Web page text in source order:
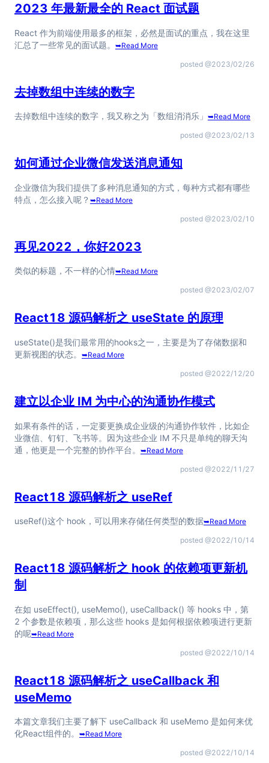
2023 年最新最全的 React 面试题
React 作为前端使用最多的框架，必然是面试的重点，我在这里
汇总了一些常见的面试题。 ➥Read More
posted @2023/02/26
去掉数组中连续的数字
去掉数组中连续的数字，我又称之为「数组消消乐」 ➥Read More
posted @2023/02/13
如何通过企业微信发送消息通知
企业微信为我们提供了多种消息通知的方式，每种方式都有哪些
特点，怎么接入呢？ ➥Read More
posted @2023/02/10
再见2022，你好2023
类似的标题，不一样的心情➥Read More
posted @2023/02/07
React18 源码解析之 useState 的原理
useState()是我们最常用的hooks之一，主要是为了存储数据和
更新视图的状态。 ➥Read More
posted @2022/12/20
建立以企业 IM 为中心的沟通协作模式
如果有条件的话，一定要更换成企业级的沟通协作软件，比如企
业微信、钉钉、飞书等。因为这些企业 IM 不只是单纯的聊天沟
通，他更是一个完整的协作平台。 ➥Read More
posted @2022/11/27
React18 源码解析之 useRef
useRef()这个 hook，可以用来存储任何类型的数据➥Read More
posted @2022/10/14
React18 源码解析之 hook 的依赖项更新机
制
在如 useEffect(), useMemo(), useCallback() 等 hooks 中，第
2 个参数是依赖项，那么这些 hooks 是如何根据依赖项进行更新
的呢➥Read More
posted @2022/10/14
React18 源码解析之 useCallback 和
useMemo
本篇文章我们主要了解下 useCallback 和 useMemo 是如何来优
化React组件的。 ➥Read More
posted @2022/10/14